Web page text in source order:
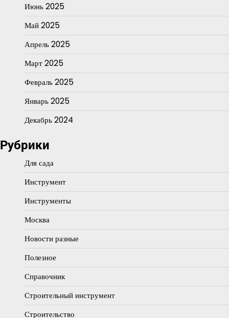
Июнь 2025
Май 2025
Апрель 2025
Март 2025
Февраль 2025
Январь 2025
Декабрь 2024
Рубрики
Для сада
Инструмент
Инструменты
Москва
Новости разные
Полезное
Справочник
Строительный инструмент
Строительство